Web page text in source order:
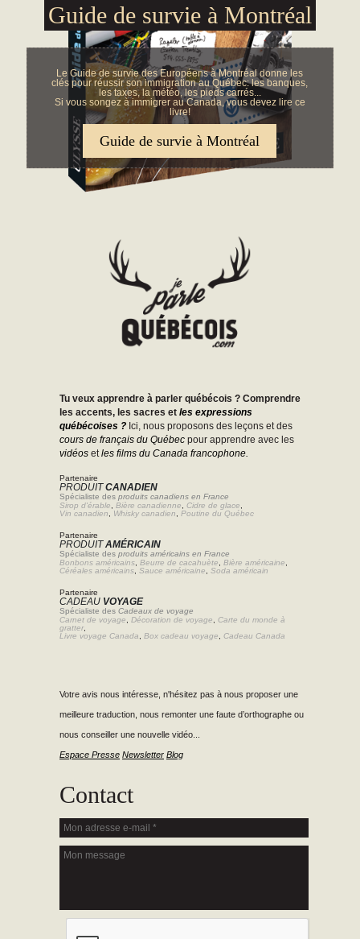
Guide de survie à Montréal
Le Guide de survie des Européens à Montréal donne les
clés pour réussir son immigration au Québec: les banques,
les taxes, la météo, les pieds carrés...
Si vous songez à immigrer au Canada, vous devez lire ce
livre!
Guide de survie à Montréal
Tu veux apprendre à parler québécois ? Comprendre
les accents, les sacres et les expressions
québécoises ? Ici, nous proposons des leçons et des
cours de français du Québec pour apprendre avec les
vidéos etles films du Canada francophone.
Partenaire
PRODUITCANADIEN
Spécialiste des produits canadiens en France
Sirop d'érable, Bière canadienne, Cidre de glace,
Vin canadien, Whisky canadien, Poutine du Québec
Partenaire
PRODUITAMÉRICAIN
Spécialiste des produits américains en France
Bonbons américains, Beurre de cacahuète, Bière américaine,
Céréales américains, Sauce américaine, Soda américain
Partenaire
CADEAU VOYAGE
Spécialiste des Cadeaux de voyage
Carnet de voyage, Décoration de voyage, Carte du monde à
gratter,
Livre voyage Canada, Box cadeau voyage, Cadeau Canada
Votre avis nous intéresse, n'hésitez pas à nous proposer une
meilleure traduction, nous remonter une faute d’orthographe ou
nous conseiller une nouvelle vidéo...
Espace Presse Newsletter Blog
Contact
Mon adresse e-mail
Mon message